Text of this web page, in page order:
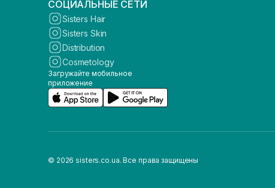
СОЦИАЛЬНЫЕ СЕТИ
Sisters Hair
Sisters Skin
Distribution
Cosmetology
Загружайте мобильное
приложение
© 2026 sisters.co.ua. Все права защищены